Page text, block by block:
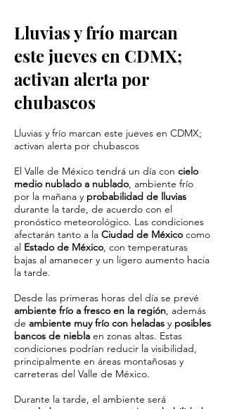
Lluvias y frío marcan
este jueves en CDMX;
activan alerta por
chubascos
Lluvias y frío marcan este jueves en CDMX;
activan alerta por chubascos
El Valle de México tendrá un día con cielo
medio nublado a nublado, ambiente frío
por la mañana y probabilidad de lluvias
durante la tarde, de acuerdo con el
pronóstico meteorológico. Las condiciones
afectarán tanto a la Ciudad de México como
al Estado de México, con temperaturas
bajas al amanecer y un ligero aumento hacia
la tarde.
Desde las primeras horas del día se prevé
ambiente frío a fresco en la región, además
de ambiente muy frío con heladas y posibles
bancos de niebla en zonas altas. Estas
condiciones podrían reducir la visibilidad,
principalmente en áreas montañosas y
carreteras del Valle de México.
Durante la tarde, el ambiente será